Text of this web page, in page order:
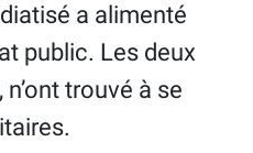
a alimenté
public. Les deux
trouvé à se